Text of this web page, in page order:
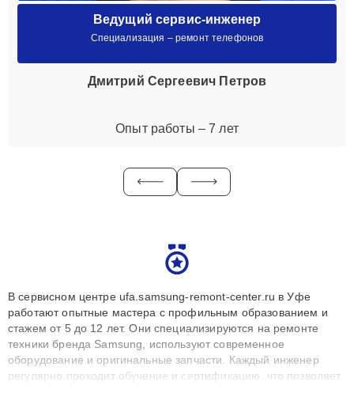
Ведущий сервис-инженер
Специализация – ремонт телефонов
Дмитрий Сергеевич Петров
Опыт работы – 7 лет
В сервисном центре ufa.samsung-remont-center.ru в Уфе
работают опытные мастера с профильным образованием и
стажем от 5 до 12 лет. Они специализируются на ремонте
техники бренда Samsung, используют современное
оборудование и оригинальные запчасти. Каждый инженер
регулярно проходит обучение и сертификацию, что позволяет